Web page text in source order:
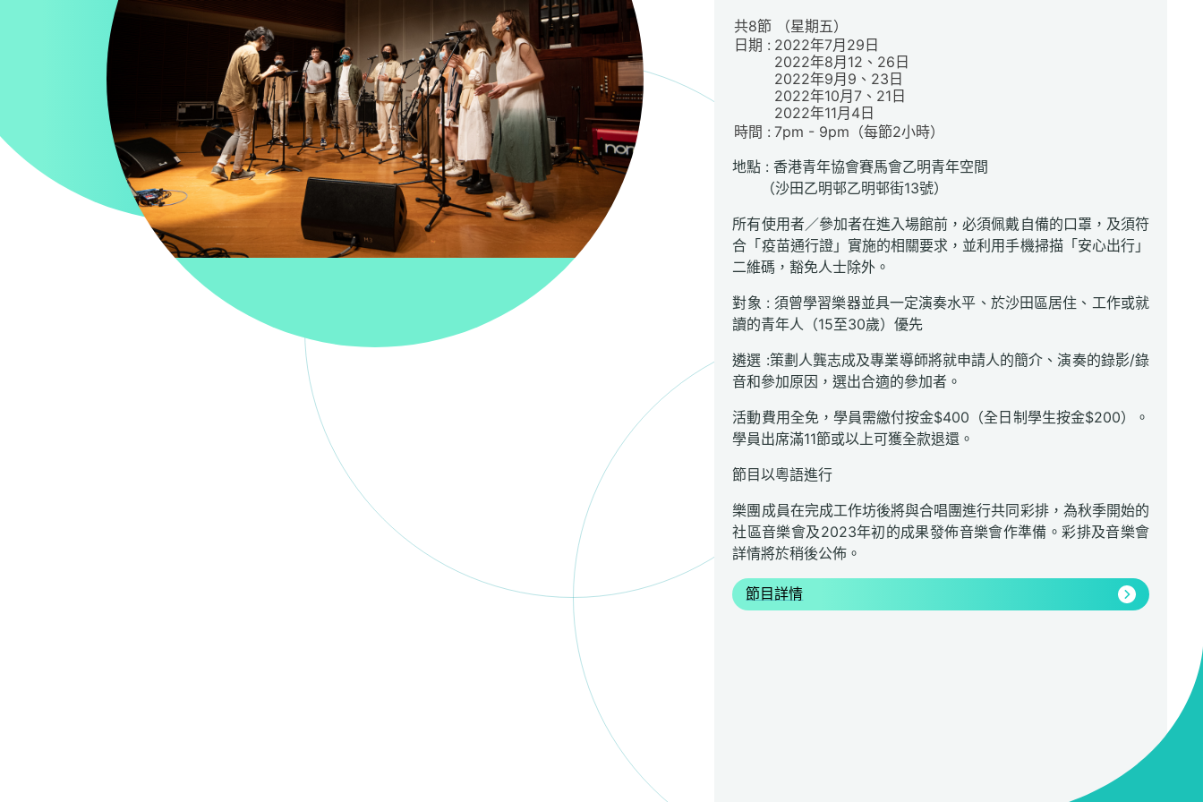
共8節 （星期五）
日期 : 2022年7月29日
2022年8月12、26日
2022年9月9、23日
2022年10月7、21日
2022年11月4日
時間 : 7pm - 9pm（每節2小時）
地點 : 香港青年協會賽馬會乙明青年空間
（沙田乙明邨乙明邨街13號）
所有使用者／參加者在進入場館前，必須佩戴自備的口罩，及須符
合「疫苗通行證」實施的相關要求，並利用手機掃描「安心出行」
二維碼，豁免人士除外。
對象 : 須曾學習樂器並具一定演奏水平、於沙田區居住、工作或就
讀的青年人（15至30歲）優先
遴選 :策劃人龔志成及專業導師將就申請人的簡介、演奏的錄影/錄
音和參加原因，選出合適的參加者。
活動費用全免，學員需繳付按金$400 （全日制學生按金$200）。
學員出席滿11節或以上可獲全款退還。
節目以粵語進行
樂團成員在完成工作坊後將與合唱團進行共同彩排，為秋季開始的
社區音樂會及2023年初的成果發佈音樂會作準備。彩排及音樂會
詳情將於稍後公佈。
節目詳情